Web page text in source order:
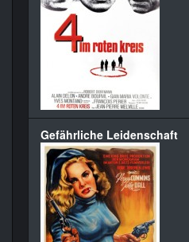
Gefährliche Leidenschaft